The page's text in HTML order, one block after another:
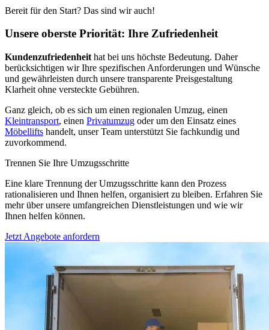
Bereit für den Start? Das sind wir auch!
Unsere oberste Priorität: Ihre Zufriedenheit
Kundenzufriedenheit hat bei uns höchste Bedeutung. Daher
berücksichtigen wir Ihre spezifischen Anforderungen und Wünsche
und gewährleisten durch unsere transparente Preisgestaltung
Klarheit ohne versteckte Gebühren.
Ganz gleich, ob es sich um einen regionalen Umzug, einen
Kleintransport, einen Privatumzug oder um den Einsatz eines
Möbellifts handelt, unser Team unterstützt Sie fachkundig und
zuvorkommend.
Trennen Sie Ihre Umzugsschritte
Eine klare Trennung der Umzugsschritte kann den Prozess
rationalisieren und Ihnen helfen, organisiert zu bleiben. Erfahren Sie
mehr über unsere umfangreichen Dienstleistungen und wie wir
Ihnen helfen können.
Jetzt Angebote anfordern